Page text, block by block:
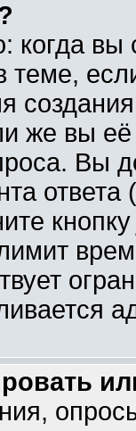
когда
же вы её
Вы
ответа